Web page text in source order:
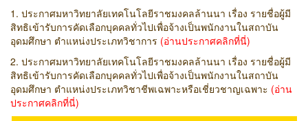
1. ประกาศมหาวิทยาลัยเทคโนโลยีราชมงคลล้านนา เรื่อง รายชื่อผู้มี
สิทธิเข้ารับการคัดเลือกบุคคลทั่วไปเพื่อจ้างเป็นพนักงานในสถาบัน
อุดมศึกษา ตำแหน่งประเภทวิชาการ (อ่านประกาศคลิกที่นี่)
2. ประกาศมหาวิทยาลัยเทคโนโลยีราชมงคลล้านนา เรื่อง รายชื่อผู้มี
สิทธิเข้ารับการคัดเลือกบุคคลทั่วไปเพื่อจ้างเป็นพนักงานในสถาบัน
อุดมศึกษา ตำแหน่งประเภทวิชาชีพเฉพาะหรือเชี่ยวชาญเฉพาะ (อ่าน
ประกาศคลิกที่นี่)